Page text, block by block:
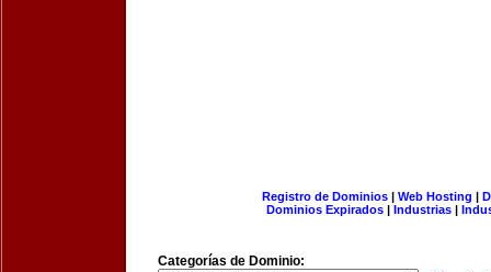
Registro de Dominios| Web Hosting |
Dominios Expirados | Industrias |
Categorías de Dominio: